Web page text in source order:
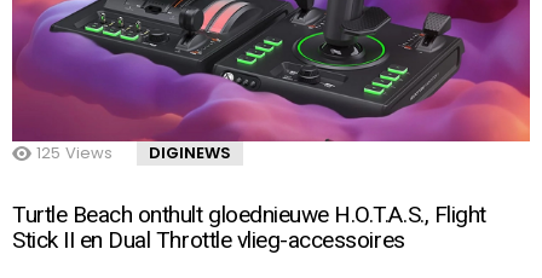
125 Views DIGINEWS
Turtle Beach onthult gloednieuwe H.O.T.A.S., Flight
Stick II en Dual Throttle vlieg-accessoires